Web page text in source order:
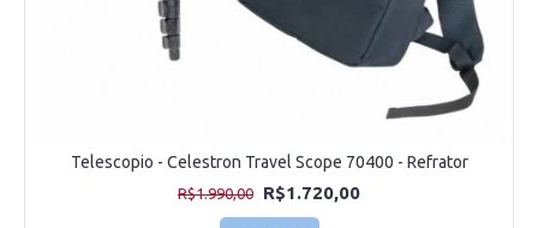
Telescopio - Celestron Travel Scope 70400 - Refrator
R$1.990,00 R$1.720,00